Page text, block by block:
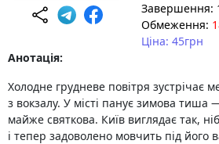
Завершення:
Обмеження:
Ціна: 45грн
Анотація:
Холодне грудневе повітря зустрічає
з вокзалу. У місті панує зимова тиша
майже святкова. Київ виглядає так,
і тепер задоволено мовчить під його